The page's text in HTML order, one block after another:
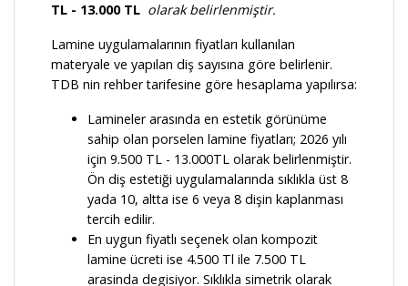
TL - 13.000 TL olarak belirlenmiştir.
Lamine uygulamalarının fiyatları kullanılan
materyale ve yapılan diş sayısına göre belirlenir.
TDB nin rehber tarifesine göre hesaplama yapılırsa:
Lamineler arasında en estetik görünüme
sahip olan porselen lamine fiyatları; 2026 yılı
için 9.500 TL - 13.000TL olarak belirlenmiştir.
Ön diş estetiği uygulamalarında sıklıkla üst 8
yada 10, altta ise 6 veya 8 dişin kaplanması
tercih edilir.
En uygun fiyatlı seçenek olan kompozit
lamine ücreti ise 4.500 Tl ile 7.500 TL
arasinda degisiyor. Sıklıkla simetrik olarak